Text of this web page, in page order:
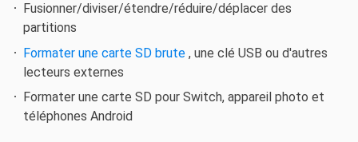
Fusionner/diviser/étendre/réduire/déplacer des
partitions
Formater une carte SD brute , une clé USB ou d'autres
lecteurs externes
Formater une carte SD pour Switch, appareil photo et
téléphones Android